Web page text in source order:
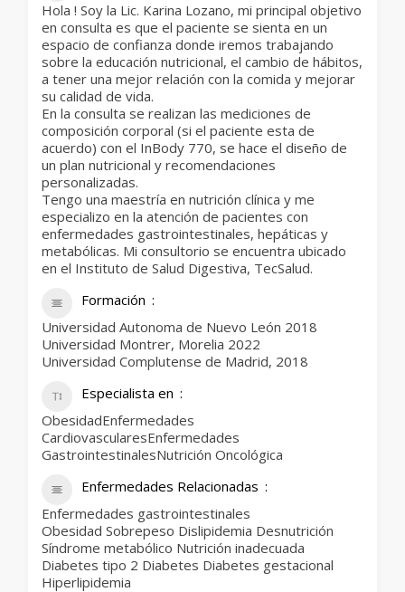
Hola ! Soy la Lic. Karina Lozano, mi principal objetivo
en consulta es que el paciente se sienta en un
espacio de confianza donde iremos trabajando
sobre la educación nutricional, el cambio de hábitos,
a tener una mejor relación con la comida y mejorar
su calidad de vida.
En la consulta se realizan las mediciones de
composición corporal (si el paciente esta de
acuerdo) con el InBody 770, se hace el diseño de
un plan nutricional y recomendaciones
personalizadas.
Tengo una maestría en nutrición clínica y me
especializo en la atención de pacientes con
enfermedades gastrointestinales, hepáticas y
metabólicas. Mi consultorio se encuentra ubicado
en el Instituto de Salud Digestiva, TecSalud.
Formación
Universidad Autonoma de Nuevo León 2018
Universidad Montrer, Morelia 2022
Universidad Complutense de Madrid, 2018
Especialista en
ObesidadEnfermedades
CardiovascularesEnfermedades
GastrointestinalesNutrición Oncológica
Enfermedades Relacionadas
Enfermedades gastrointestinales
Obesidad Sobrepeso Dislipidemia Desnutrición
Síndrome metabólico Nutrición inadecuada
Diabetes tipo 2 Diabetes Diabetes gestacional
Hiperlipidemia